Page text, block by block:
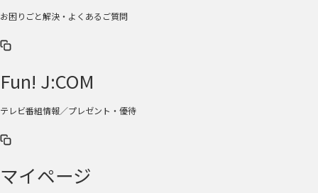
お困りごと解決・よくあるご質問
Fun! J:COM
テレビ番組情報／プレゼント・優待
マイページ